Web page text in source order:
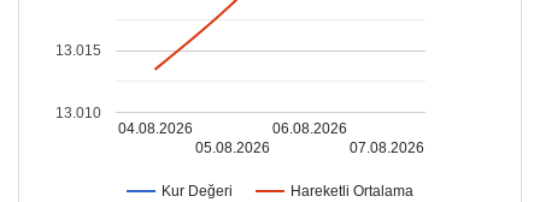
Kur Değeri Hareketli Ortalama
04.08.2026
05.08.2026
06.08.2026
07.08.2026
13.010
13.015